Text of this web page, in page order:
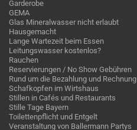
Garderobe
GEMA
Glas Mineralwasser nicht erlaubt
Hausgemacht
Lange Wartezeit beim Essen
Leitungswasser kostenlos?
Rauchen
Reservierungen / No Show Gebühren
Rund um die Bezahlung und Rechnung
Schafkopfen im Wirtshaus
Stillen in Cafés und Restaurants
Stille Tage Bayern
Toilettenpflicht und Entgelt
Veranstaltung von Ballermann Partys